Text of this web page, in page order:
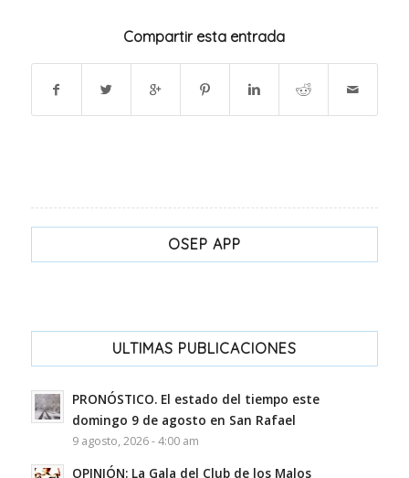
Compartir esta entrada
OSEP APP
ULTIMAS PUBLICACIONES
PRONÓSTICO. El estado del tiempo este
domingo 9 de agosto en San Rafael
9 agosto, 2026 - 4:00 am
OPINIÓN: La Gala del Club de los Malos